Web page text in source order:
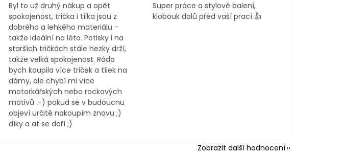
Byl to už druhý nákup a opět
spokojenost, trička i tílka jsou z
dobrého a lehkého materiálu -
takže ideální na léto. Potisky i na
starších tričkách stále hezky drží,
takže velká spokojenost. Ráda
bych koupila více triček a tílek na
dámy, ale chybí mi více
motorkářských nebo rockových
motivů :-) pokud se v budoucnu
objeví určitě nakoupím znovu ;)
díky a at se daří ;)
Super práce a stylové balení,
klobouk dolů před vaší prací 👍
Zobrazit další hodnocení